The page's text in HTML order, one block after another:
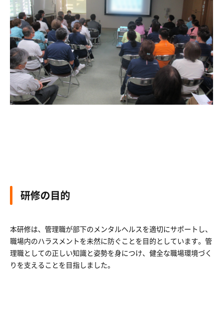
研修の目的
本研修は、管理職が部下のメンタルヘルスを適切にサポートし、
職場内のハラスメントを未然に防ぐことを目的としています。管
理職としての正しい知識と姿勢を身につけ、健全な職場環境づく
りを支えることを目指しました。